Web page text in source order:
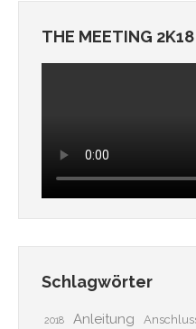
THE MEETING 2K18
Schlagwörter
2018 Anleitung